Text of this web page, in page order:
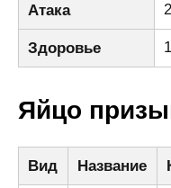
Атака
Здоровье
Яйцо
Вид Название